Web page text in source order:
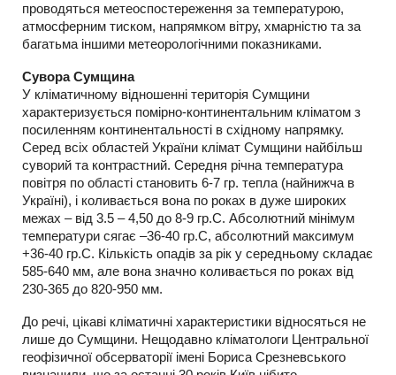
проводяться метеоспостереження за температурою,
атмосферним тиском, напрямком вітру, хмарністю та за
багатьма іншими метеорологічними показниками.
Сувора Сумщина
У кліматичному відношенні територія Сумщини
характеризується помірно-континентальним кліматом з
посиленням континентальності в східному напрямку.
Серед всіх областей України клімат Сумщини найбільш
суворий та контрастний. Середня річна температура
повітря по області становить 6-7 гр. тепла (найнижча в
Україні), і коливається вона по роках в дуже широких
межах – від 3.5 – 4,50 до 8-9 гр.С. Абсолютний мінімум
температури сягає –36-40 гр.С, абсолютний максимум
+36-40 гр.С. Кількість опадів за рік у середньому складає
585-640 мм, але вона значно коливається по роках від
230-365 до 820-950 мм.
До речі, цікаві кліматичні характеристики відносяться не
лише до Сумщини. Нещодавно кліматологи Центральної
геофізичної обсерваторії імені Бориса Срезневського